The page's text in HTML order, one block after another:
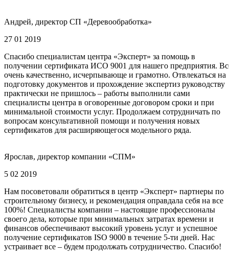
Андрей, директор СП «Деревообработка»
27 01 2019
Спасибо специалистам центра «Эксперт» за помощь в
получении сертификата ИСО 9001 для нашего предприятия.
очень качественно, исчерпывающе и грамотно. Отвлекаться на
подготовку документов и прохождение экспертиз руководству
практически не пришлось – работы выполнили сами
специалисты центра в оговоренные договором сроки и при
минимальной стоимости услуг. Продолжаем сотрудничать по
вопросам консультативной помощи и получения новых
сертификатов для расширяющегося модельного ряда.
Ярослав, директор компании «СПМ»
5 02 2019
Нам посоветовали обратиться в центр «Эксперт» партнеры по
строительному бизнесу, и рекомендация оправдала себя на все
100%! Специалисты компании – настоящие профессионалы
своего дела, которые при минимальных затратах времени и
финансов обеспечивают высокий уровень услуг и успешное
получение сертификатов ISO 9000 в течение 5-ти дней. Нас
устраивает все – будем продолжать сотрудничество. Спасибо!